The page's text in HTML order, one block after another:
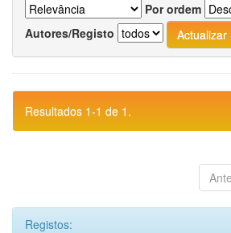
Por ordem
Autores/Registo
Resultados 1-1 de 1.
Registos: